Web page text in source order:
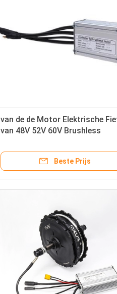
van de de Motor Elektrische
van 48V 52V 60V Brushless
met LCD Vertoning
Beste Prijs